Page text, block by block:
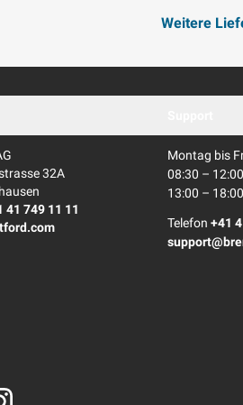
Weitere
32A
41 749 11 11
Montag bis
08:30 – 12:00
13:00 – 18:00
Telefon +41